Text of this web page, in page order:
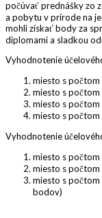
počúvať prednášky zo
a pobytu v prírode na
mohli získať body za
diplomami a sladkou
Vyhodnotenie
miesto s
miesto s
miesto s
miesto s
Vyhodnotenie
miesto s
miesto s
miesto s počtom
bodov)